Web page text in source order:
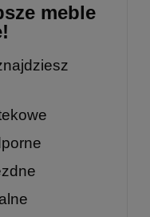
meble